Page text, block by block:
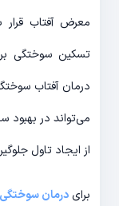
معرض آفتاب قرار
تسکین سوختگی
درمان آفتاب
می‌تواند در بهبود
از ایجاد تاول
برایدرمان سوختگی